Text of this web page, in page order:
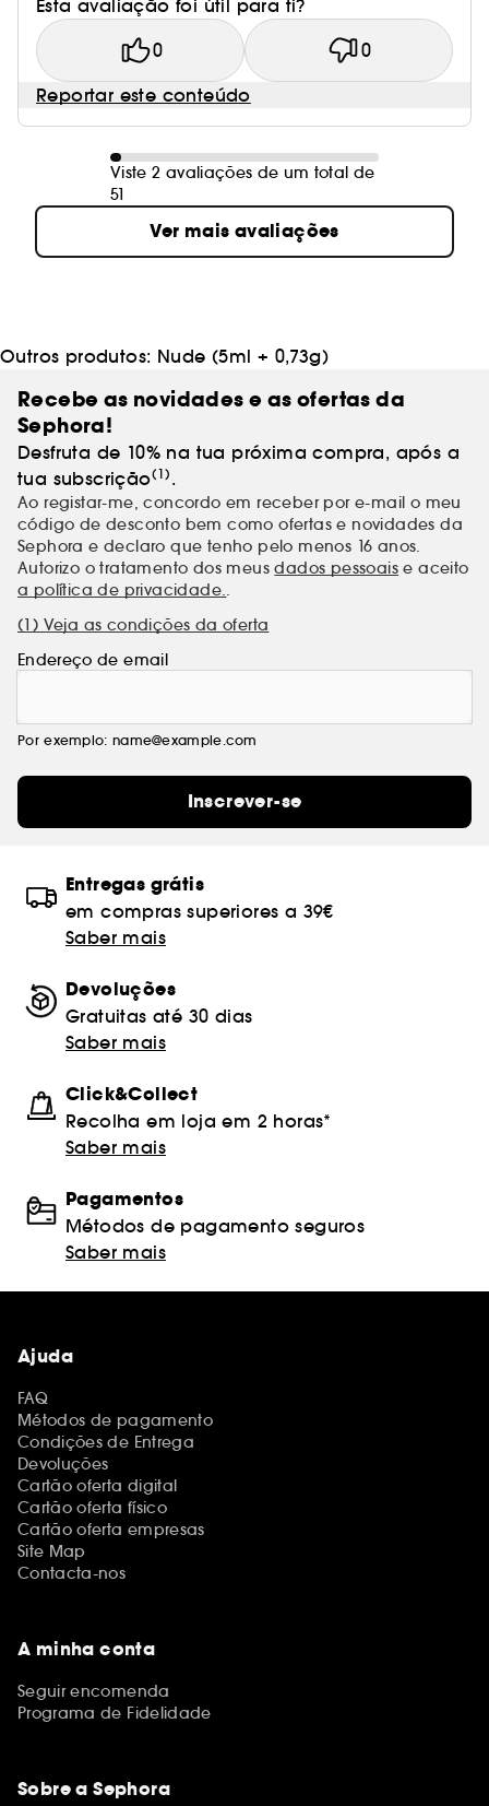
Esta avaliação foi útil para ti?
0 0
Reportar este conteúdo
Viste 2 avaliações de um total de
51
Ver mais avaliações
Outros produtos: Nude (5ml + 0,73g)
Recebe as novidades e as ofertas da
Sephora!
Desfruta de 10% na tua próxima compra, após a
tua subscrição(1) .
Ao registar-me, concordo em receber por e-mail o meu
código de desconto bem como ofertas e novidades da
Sephora e declaro que tenho pelo menos 16 anos.
Autorizo o tratamento dos meusdados pessoais e aceito
a política de privacidade..
(1) Veja as condições da oferta
Endereço de email
Por exemplo: name@example.com
Inscrever-se
Entregas grátis
em compras superiores a 39€
Saber mais
Devoluções
Gratuitas até 30 dias
Saber mais
Click&Collect
Recolha em loja em 2 horas*
Saber mais
Pagamentos
Métodos de pagamento seguros
Saber mais
Ajuda
FAQ
Métodos de pagamento
Condições de Entrega
Devoluções
Cartão oferta digital
Cartão oferta físico
Cartão oferta empresas
Site Map
Contacta-nos
A minha conta
Seguir encomenda
Programa de Fidelidade
Sobre a Sephora